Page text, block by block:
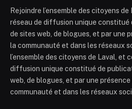
Rejoindre l’ensemble des citoyens
réseau de diffusion unique constitué
de sites web, de blogues, et par une
la communauté et dans les réseaux
l’ensemble des citoyens de Laval, et
diffusion unique constitué de
web, de blogues, et par une
communauté et dans les réseaux